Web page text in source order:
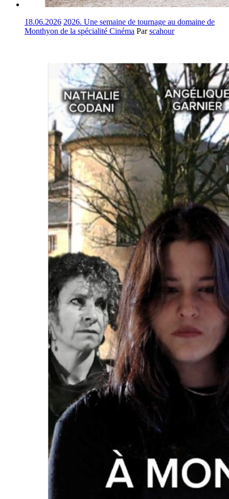
18.06.2026 2026. Une semaine de tournage au domaine de
Monthyon de la spécialité Cinéma Parscahour